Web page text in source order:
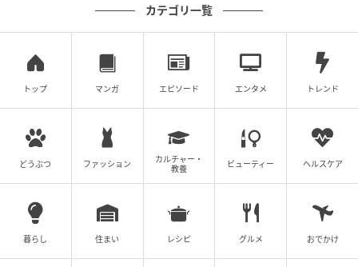
一方、私は今回の件を経て、大切なものを守る覚悟が
決まりました。父からは「今すぐには難しいが、お前
が社長になってみる気はないか？」と言われました。
古い慣習が残る業界ではありますが、「前例がないの
ならあなたが最初になればいい」と、母も背中を押し
て、父の下で修行に励んでいます。近い将来、自分の
力で会社を支えていけるようになりたいと思っていま
す。
◇ ◇ ◇
誰よりも愛していたはずのパートナーが、実は自分の
カテゴリ一覧
トップ マンガ エピソード エンタメ トレンド
どうぶつ ファッション
カルチャー・
教養
ビューティー ヘルスケア
暮らし 住まい レシピ グルメ おでかけ